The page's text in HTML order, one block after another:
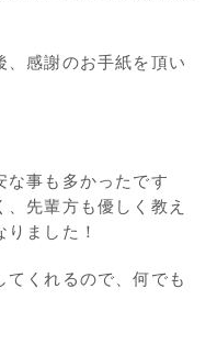
、感謝のお手紙を頂い
な事も多かったです
先輩方も優しく教え
ました！
てくれるので、何でも